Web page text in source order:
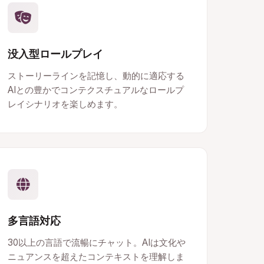
没入型ロールプレイ
ストーリーラインを記憶し、動的に適応する
AIとの豊かでコンテクスチュアルなロールプ
レイシナリオを楽しめます。
多言語対応
30以上の言語で流暢にチャット。AIは文化や
ニュアンスを超えたコンテキストを理解しま